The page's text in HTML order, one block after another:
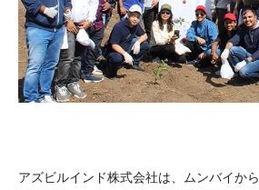
アズビルインド株式会社は、ムンバイか